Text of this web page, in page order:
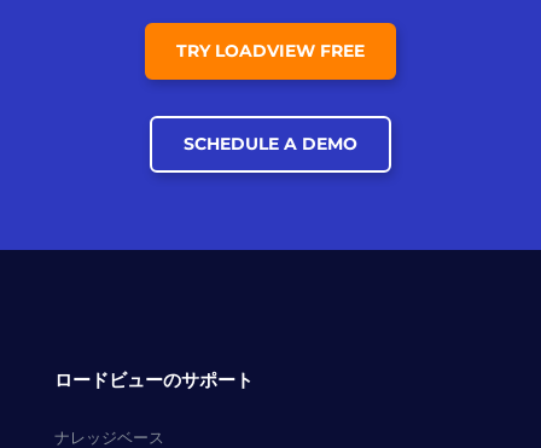
TRY LOADVIEW FREE
SCHEDULE A DEMO
ロードビューのサポート
ナレッジベース